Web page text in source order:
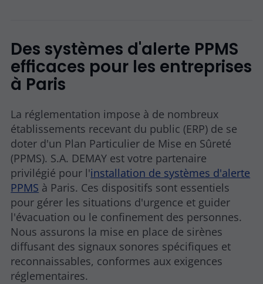
Des systèmes d'alerte PPMS
efficaces pour les entreprises
à Paris
La réglementation impose à de nombreux
établissements recevant du public (ERP) de se
doter d'un Plan Particulier de Mise en Sûreté
(PPMS). S.A. DEMAY est votre partenaire
privilégié pour l'installation de systèmes d'alerte
PPMS à Paris. Ces dispositifs sont essentiels
pour gérer les situations d'urgence et guider
l'évacuation ou le confinement des personnes.
Nous assurons la mise en place de sirènes
diffusant des signaux sonores spécifiques et
reconnaissables, conformes aux exigences
réglementaires.